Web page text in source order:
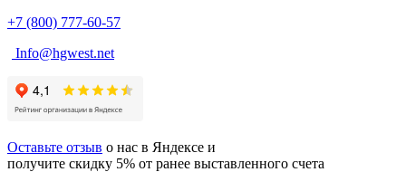
+7 (800) 777-60-57
Info@hgwest.net
Оставьте отзыв о нас в Яндексе и
получите скидку 5% от ранее выставленного счета